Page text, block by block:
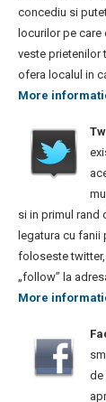
concediu si
locurilor pe
veste prietenilor
ofera localul in
More
si in primul rand
legatura cu fanii
foloseste
„follow” la
More
de